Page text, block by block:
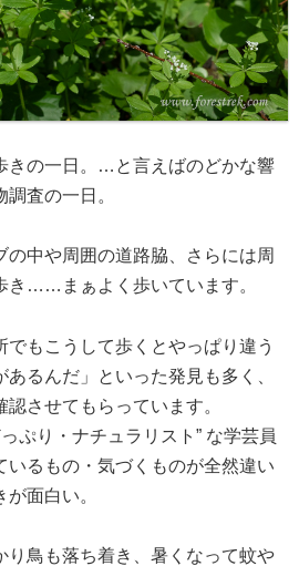
きの一日。…と言えばのどかな響
査の一日。
中や周囲の道路脇、さらには周
き……まぁよく歩いています。
もこうして歩くとやっぱり違う
るんだ」といった発見も多く、
させてもらっています。
ぷり・ナチュラリスト” な学芸員
いるもの・気づくものが全然違い
面白い。
り鳥も落ち着き、暑くなって蚊や